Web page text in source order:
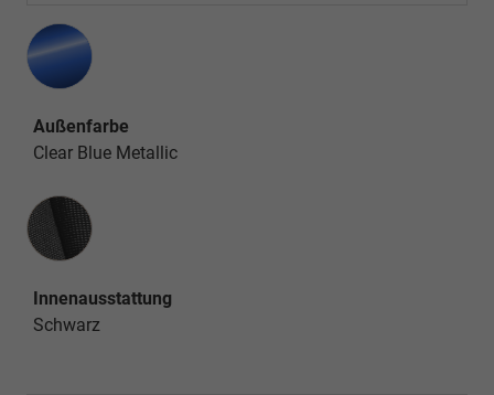
Außenfarbe
Clear Blue Metallic
Innenausstattung
Innenausstattung
Schwarz